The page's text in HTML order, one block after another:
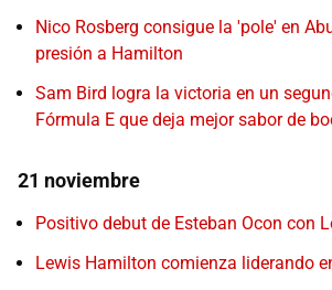
Nico Rosberg consigue la 'pole' en
presión a Hamilton
Sam Bird logra la victoria en un
Fórmula E que deja mejor sabor de
21 noviembre
Positivo debut de Esteban Ocon con
Lewis Hamilton comienza liderando